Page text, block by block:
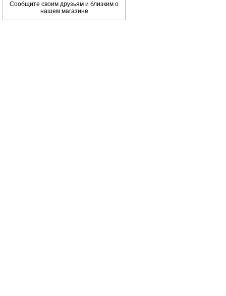
Сообщите своим друзьям и близким о
нашем магазине